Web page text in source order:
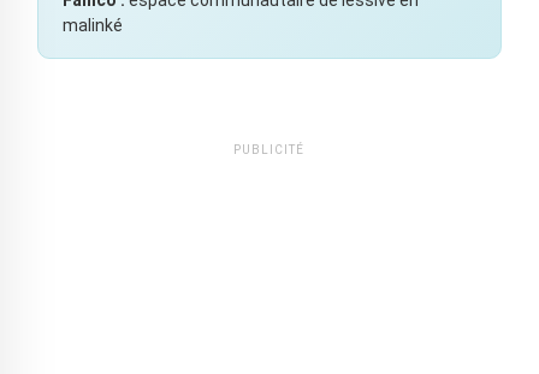
malinké
PUBLICITÉ